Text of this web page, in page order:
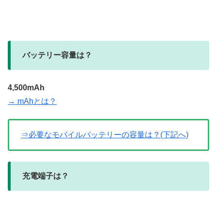
バッテリー容量は？
4,500mAh
→ mAhとは？
⇒必要なモバイルバッテリーの容量は？(下記へ)
充電端子は？